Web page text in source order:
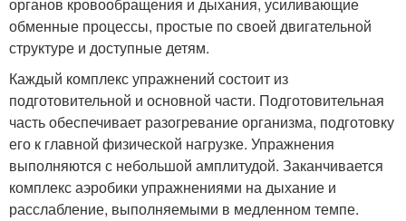
органов кровообращения и дыхания, усиливающие
обменные процессы, простые по своей двигательной
структуре и доступные детям.
Каждый комплекс упражнений состоит из
подготовительной и основной части. Подготовительная
часть обеспечивает разогревание организма, подготовку
его к главной физической нагрузке. Упражнения
выполняются с небольшой амплитудой. Заканчивается
комплекс аэробики упражнениями на дыхание и
расслабление, выполняемыми в медленном темпе.